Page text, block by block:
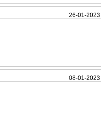
26-01-2023
08-01-2023